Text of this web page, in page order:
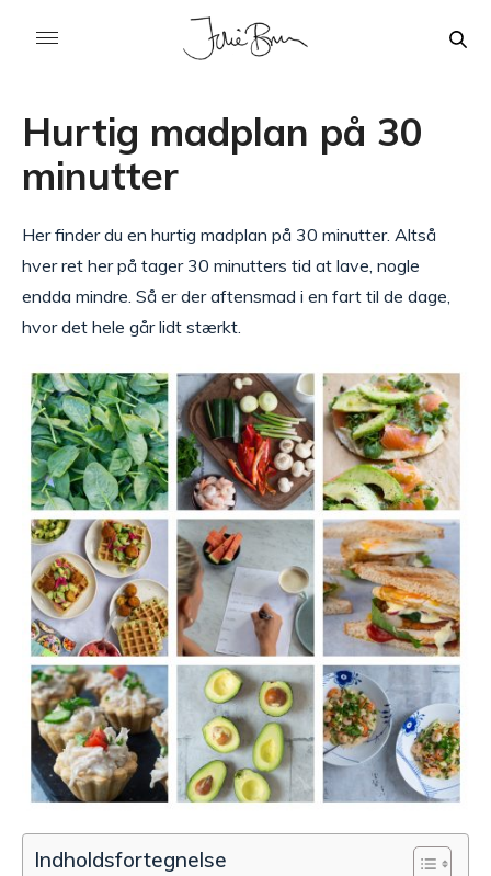
Hurtig madplan på 30
minutter
Her finder du en hurtig madplan på 30 minutter. Altså
hver ret her på tager 30 minutters tid at lave, nogle
endda mindre. Så er der aftensmad i en fart til de dage,
hvor det hele går lidt stærkt.
Indholdsfortegnelse